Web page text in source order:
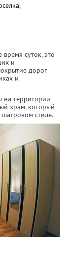
суток, это
и
дорог
и
на территории
храм, который
шатровом стиле.